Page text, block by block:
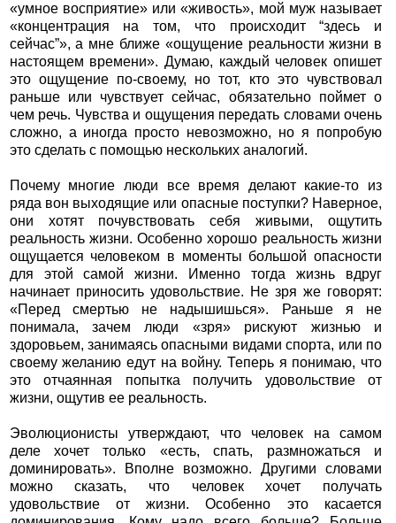
«умное восприятие» или «живость», мой муж называет
«концентрация на том, что происходит “здесь и
сейчас”», а мне ближе «ощущение реальности жизни в
настоящем времени». Думаю, каждый человек опишет
это ощущение по-своему, но тот, кто это чувствовал
раньше или чувствует сейчас, обязательно поймет о
чем речь. Чувства и ощущения передать словами очень
сложно, а иногда просто невозможно, но я попробую
это сделать с помощью нескольких аналогий.
Почему многие люди все время делают какие-то из
ряда вон выходящие или опасные поступки? Наверное,
они хотят почувствовать себя живыми, ощутить
реальность жизни. Особенно хорошо реальность жизни
ощущается человеком в моменты большой опасности
для этой самой жизни. Именно тогда жизнь вдруг
начинает приносить удовольствие. Не зря же говорят:
«Перед смертью не надышишься». Раньше я не
понимала, зачем люди «зря» рискуют жизнью и
здоровьем, занимаясь опасными видами спорта, или по
своему желанию едут на войну. Теперь я понимаю, что
это отчаянная попытка получить удовольствие от
жизни, ощутив ее реальность.
Эволюционисты утверждают, что человек на самом
деле хочет только «есть, спать, размножаться и
доминировать». Вполне возможно. Другими словами
можно сказать, что человек хочет получать
удовольствие от жизни. Особенно это касается